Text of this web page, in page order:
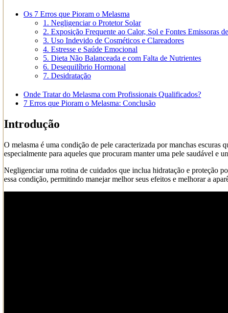
Os 7 Erros que Pioram o Melasma
1. Negligenciar o Protetor Solar
2. Exposição Frequente ao Calor, Sol e Fontes Emissoras
3. Uso Indevido de Cosméticos e Clareadores
4. Estresse e Saúde Emocional
5. Dieta Não Balanceada e com Falta de Nutrientes
6. Desequilíbrio Hormonal
7. Desidratação
Onde Tratar do Melasma com Profissionais Qualificados?
7 Erros que Pioram o Melasma: Conclusão
Introdução
O melasma é uma condição de pele caracterizada por manchas escuras
especialmente para aqueles que procuram manter uma pele saudável
Negligenciar uma rotina de cuidados que inclua hidratação e proteção
essa condição, permitindo manejar melhor seus efeitos e melhorar a